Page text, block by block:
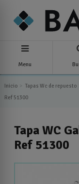
Menu
Inicio Tapas Wc de repuesto
Ref 51300
Tapa WC
Ref 51300